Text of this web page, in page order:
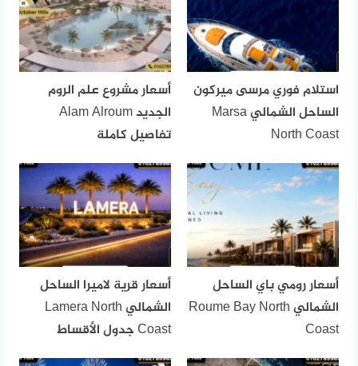
استلام فوري مرسى ميركون
الساحل الشمالي Marsa
North Coast
أسعار مشروع علم الروم
الجديد Alam Alroum
تفاصيل كاملة
أسعار رومي باي الساحل
الشمالي Roume Bay North
Coast
أسعار قرية لاميرا الساحل
الشمالي Lamera North
Coast جدول الأقساط